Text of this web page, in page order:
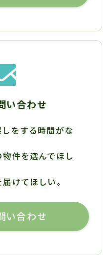
い合わせ
をする時間がな
件を選んでほし
けてほしい。
い合わせ